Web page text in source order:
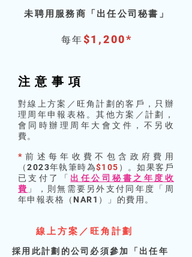
未聘用服務商「出任公司秘書 」
每年$1,200*
注意事 項
對線上方案／旺角計劃的客戶，只辦
理周年申報表格。其他方案／計劃，
會同時辦理周年大會文件，不另收
費。
* 前述每年收費不包含政府費用
（2023年執筆時為$105 ）。如果客戶
已支付了「 出任公司秘書之年度收
費 」，則無需要另外支付同年度「周
年申報表格（NAR1）」的費用。
線上方案／旺角計劃
採用此計劃的公司必須參加「出任年